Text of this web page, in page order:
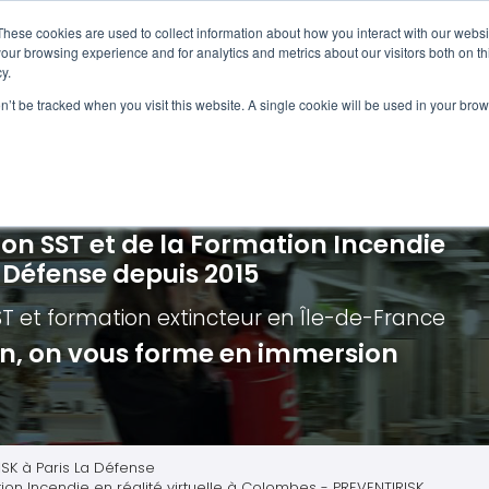
cookies are used to collect information about how you interact with our
browsing experience and for analytics and metrics about our visitors both on
be tracked when you visit this website. A single cookie will be used in your
incendie - Guide et Serre file
de première intervention
Extincteurs
en réalité augmentée
Évacuation établissements de
Évacuation secteur tertiaire
Évacuation secteur industriel
SST et de la Formation Incendie
depuis 2015
et formation extincteuren Île-de-France
on vous forme en immersion
à Paris La Défense